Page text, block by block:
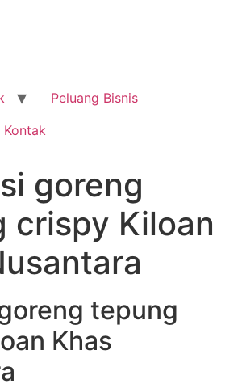
Peluang Bisnis
Kontak
goreng
crispy Kiloan
tepung
Khas